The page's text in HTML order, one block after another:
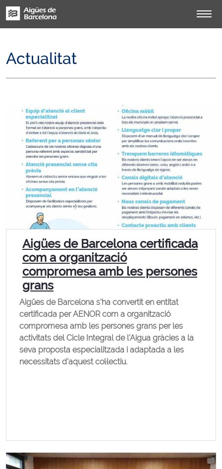
Actualitat
Aigües de Barcelona certificada
com a organització
compromesa amb les persones
grans
Aigües de Barcelona s’ha convertit en entitat
certificada per AENOR com a organització
compromesa amb les persones grans per les
activitats del Cicle Integral de l’Aigua gràcies a la
seva proposta especialitzada i adaptada a les
necessitats d’aquest col·lectiu.